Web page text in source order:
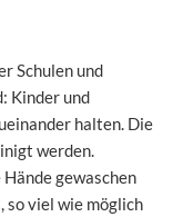
Schulen und
Kinder und
halten. Die
werden.
gewaschen
so viel wie möglich